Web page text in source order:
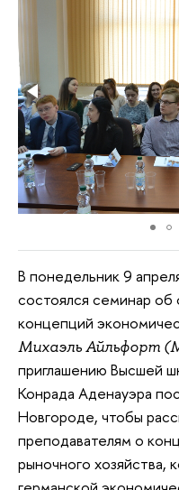
В понедельник 9
состоялся семинар об
концепций
Михаэль Айльфорт
приглашению Высшей
Конрада Аденауэра
Новгороде, чтобы
преподавателям о
рыночного хозяйства,